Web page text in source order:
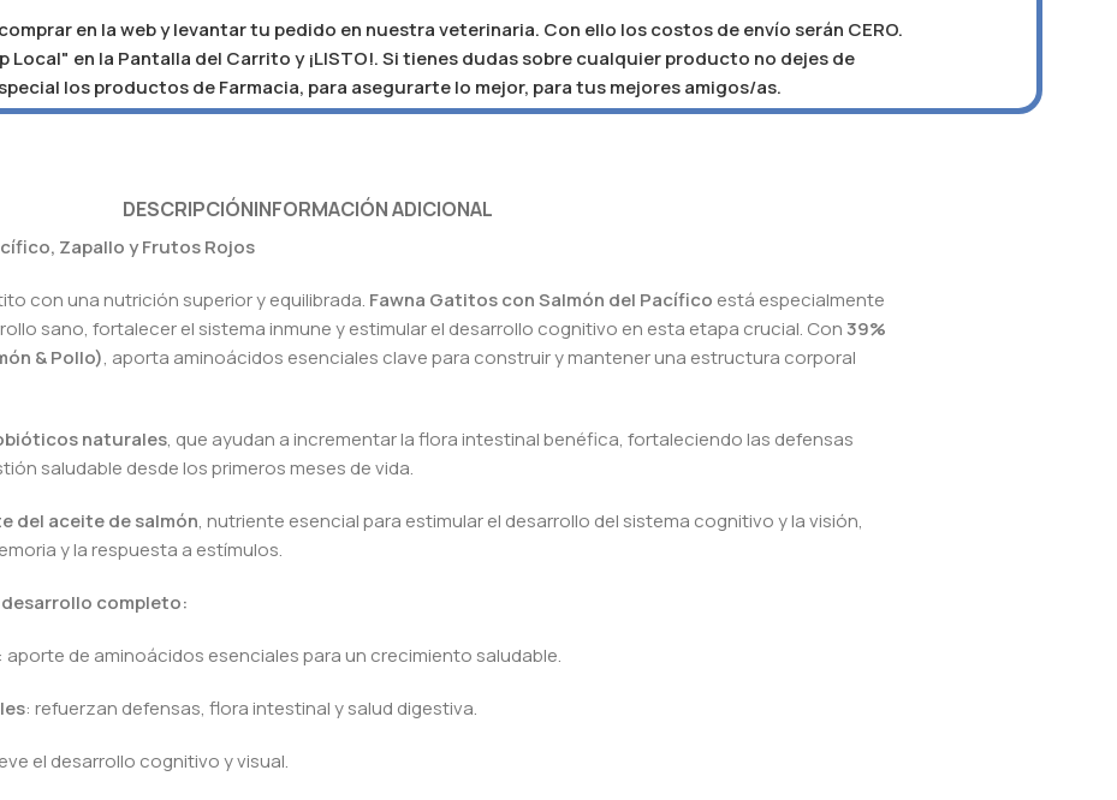
en la web y levantar tu pedido en nuestra veterinaria. Con ello los costos de envío serán CERO.
Local" en la Pantalla del Carrito y ¡LISTO!. Si tienes dudas sobre cualquier producto no dejes de
los productos de Farmacia, para asegurarte lo mejor, para tus mejores amigos/as.
DESCRIPCIÓNINFORMACIÓN ADICIONAL
Zapallo y Frutos Rojos
con una nutrición superior y equilibrada. Fawna Gatitos con Salmón del Pacífico está especialmente
sano, fortalecer el sistema inmune y estimular el desarrollo cognitivo en esta etapa crucial. Con39%
& Pollo), aporta aminoácidos esenciales clave para construir y mantener una estructura corporal
naturales, que ayudan a incrementar la flora intestinal benéfica, fortaleciendo las defensas
saludable desde los primeros meses de vida.
del aceite de salmón, nutriente esencial para estimular el desarrollo del sistema cognitivo y la visión,
y la respuesta a estímulos.
completo:
: aporte de aminoácidos esenciales para un crecimiento saludable.
: refuerzan defensas, flora intestinal y salud digestiva.
el desarrollo cognitivo y visual.